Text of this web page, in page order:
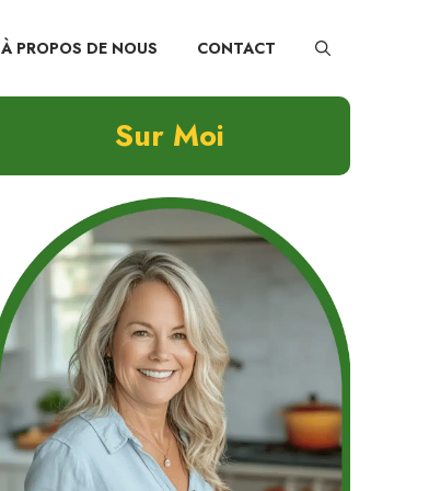
À PROPOS DE NOUS CONTACT
Sur Moi